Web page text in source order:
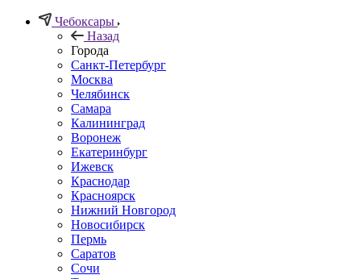
Чебоксары
Назад
Города
Санкт-Петербург
Москва
Челябинск
Самара
Калининград
Воронеж
Екатеринбург
Ижевск
Краснодар
Красноярск
Нижний Новгород
Новосибирск
Пермь
Саратов
Сочи